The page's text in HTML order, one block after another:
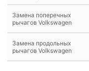
Замена поперечных
рычагов Volkswagen
Замена продольных
рычагов Volkswagen